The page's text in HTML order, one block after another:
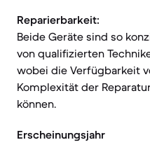
Reparierbarkeit:
Beide Geräte sind so
von qualifizierten
wobei die Verfügbarkeit
Komplexität der
können.
Erscheinungsjahr